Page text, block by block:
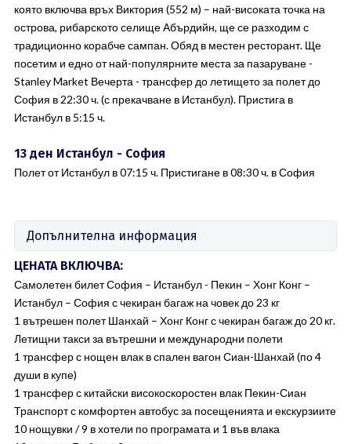
която включва връх Виктория (552 м) – най-високата точка на
острова, рибарското селище Абърдийн, ще се разходим с
традиционно корабче сампан. Обяд в местен ресторант. Ще
посетим и едно от най-популярните места за пазаруване -
Stanley Market Вечерта - трансфер до летището за полет до
София в 22:30 ч. (с прекачване в Истанбул). Пристига в
Истанбул в 5:15 ч.
13 ден Истанбул - София
Полет от Истанбул в 07:15 ч. Пристигане в 08:30 ч. в София
Допълнителна информация
ЦЕНАТА ВКЛЮЧВА:
Самолетен билет София – Истанбул - Пекин – Хонг Конг –
Истанбул – София с чекиран багаж на човек до 23 кг
1 вътрешен полет Шанхай – Хонг Конг с чекиран багаж до 20 кг.
Летищни такси за вътрешни и международни полети
1 трансфер с нощен влак в спален вагон Сиан-Шанхай (по 4
души в купе)
1 трансфер с китайски високоскоростен влак Пекин-Сиан
Транспорт с комфортен автобус за посещенията и екскурзиите
10 нощувки / 9 в хотели по програмата и 1 във влака